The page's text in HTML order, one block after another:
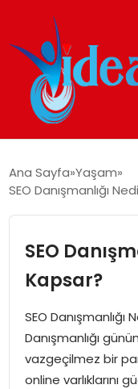
GÜNDEM
EKONOMI
İDEAL YAŞAM
İDEAL SPOR
YAŞAM
Ana Sayfa Yaşam
SEO Danışmanlığı
SEO
Kapsar?
SEO Danışmanlığı
Danışmanlığı
vazgeçilmez bir
online varlıklarını